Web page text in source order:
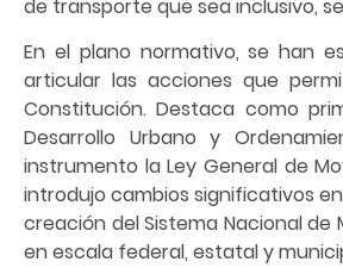
de transporte que sea inclusivo,
En el plano normativo, se han
articular las acciones que
Constitución. Destaca como
Desarrollo Urbano y
instrumento la Ley General de
introdujo cambios significativos
creación del Sistema Nacional
en escala federal, estatal y